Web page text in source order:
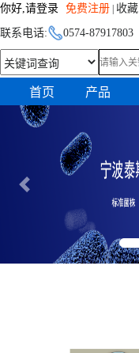
你好,请登录 免费注册 收藏
联系电话: 0574-87917803
首页 产品
Previous